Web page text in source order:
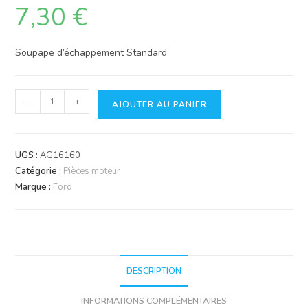
7,30 €
Soupape d’échappement Standard
quantité
de
d'échappement
- + AJOUTER AU PANIER
UGS :AG16160
Catégorie : Pièces moteur
Marque : Ford
DESCRIPTION
INFORMATIONS COMPLÉMENTAIRES